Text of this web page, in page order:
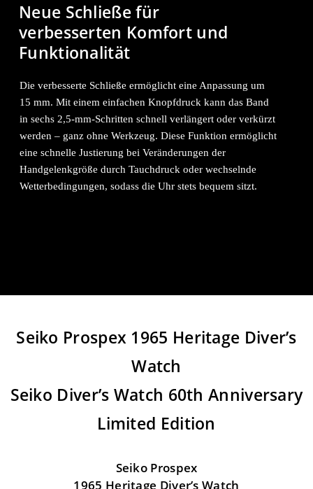
Neue Schließe für
verbesserten Komfort und
Funktionalität
Die verbesserte Schließe ermöglicht eine Anpassung um
15 mm. Mit einem einfachen Knopfdruck kann das Band
in sechs 2,5-mm-Schritten schnell verlängert oder verkürzt
werden – ganz ohne Werkzeug. Diese Funktion ermöglicht
eine schnelle Justierung bei Veränderungen der
Handgelenkgröße durch Tauchdruck oder wechselnde
Wetterbedingungen, sodass die Uhr stets bequem sitzt.
Seiko Prospex 1965 Heritage Diver’s
Watch
Seiko Diver’s Watch 60th Anniversary
Limited Edition
Seiko Prospex
1965 Heritage Diver’s Watch